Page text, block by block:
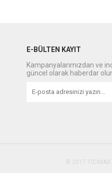
E-BÜLTEN KAYIT
Kampanyalarımızdan ve
güncel olarak haberdar
© 2017 TİCİMAX